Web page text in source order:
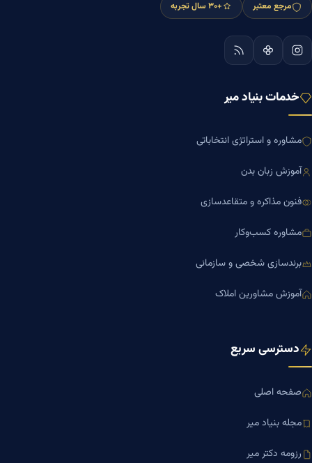
مرجع معتبر +۳۰ سال تجربه
خدمات بنیاد میر
مشاوره و استراتژی انتخاباتی
آموزش زبان بدن
فنون مذاکره و متقاعدسازی
مشاوره کسب‌وکار
برندسازی شخصی و سازمانی
آموزش مشاورین املاک
دسترسی سریع
صفحه اصلی
مجله بنیاد میر
رزومه دکتر میر